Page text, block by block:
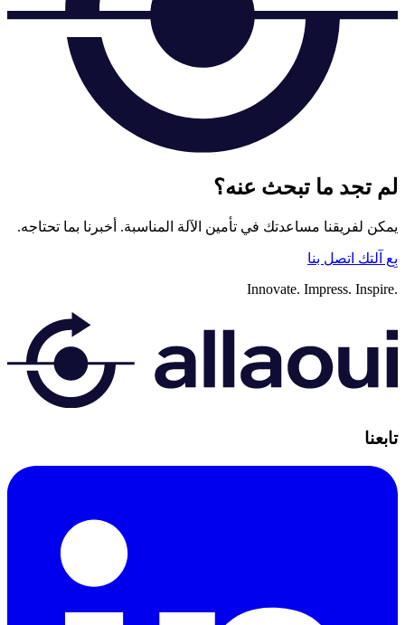
لم تجد ما تبحث عنه؟
يمكن لفريقنا مساعدتك في تأمين الآلة المناسبة. أخبرنا بما تحتاجه.
بِع آلتك اتصل بنا
Innovate. Impress. Inspire.
تابعنا